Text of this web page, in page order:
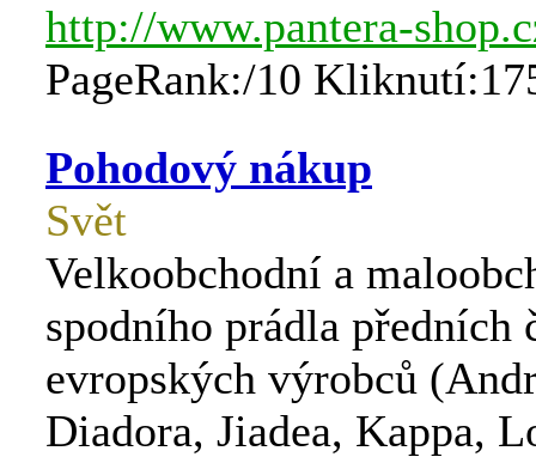
http://www.pantera-
PageRank:/10
Pohodový nákup
Svět
Velkoobchodní a
spodního prádla předních
evropských výrobců
Diadora, Jiadea, Kappa,